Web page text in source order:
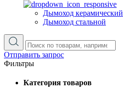
Дымоход керамический
Дымоход стальной
Отправить запрос
Фильтры
Категория товаров